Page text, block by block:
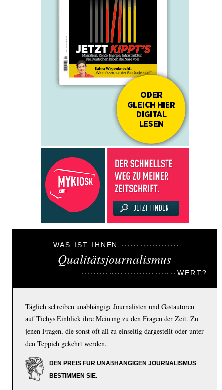
WAS IST IHNEN
Qualitätsjournalismus
WERT?
Täglich schreiben unabhängige Journalisten und Gastautoren
auf Tichys Einblick ihre Meinung zu den Fragen der Zeit. Zu
jenen Fragen, die sonst oft all zu einseitig dargestellt oder unter
den Teppich gekehrt werden.
DEN PREIS FÜR UNABHÄNGIGEN JOURNALISMUS
BESTIMMEN SIE.